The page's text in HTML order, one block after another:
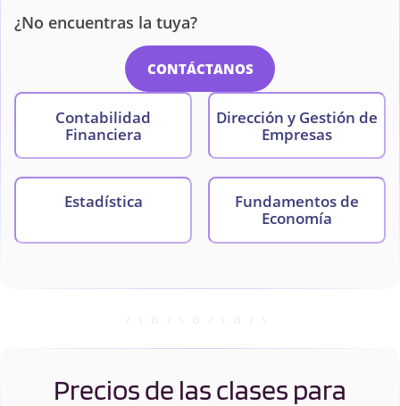
¿No encuentras la tuya?
CONTÁCTANOS
Contabilidad
Financiera
Dirección y Gestión de
Empresas
Estadística
Fundamentos de
Economía
Precios de las clases para